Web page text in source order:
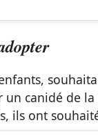
canidé de
ils ont